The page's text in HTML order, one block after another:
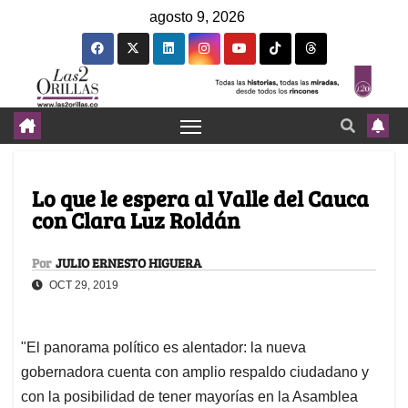
agosto 9, 2026
Lo que le espera al Valle del Cauca
con Clara Luz Roldán
Por JULIO ERNESTO HIGUERA
OCT 29, 2019
"El panorama político es alentador: la nueva
gobernadora cuenta con amplio respaldo ciudadano y
con la posibilidad de tener mayorías en la Asamblea